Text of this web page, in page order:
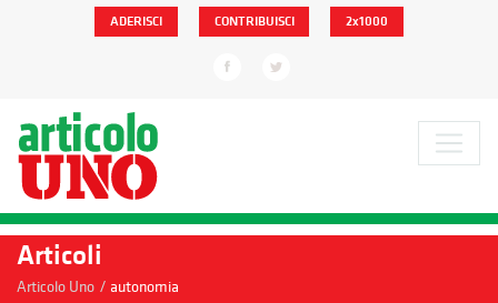
ADERISCI CONTRIBUISCI 2x1000
Articoli
Articolo Uno / autonomia